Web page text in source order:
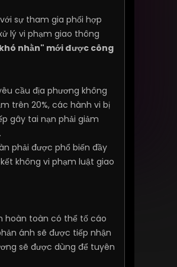
với sự tham gia phối hợp
lý vi phạm giao thông
nhằn" mới được công
cầu địa phương không
trên 20%, các hành vi bị
gây tai nạn phải giảm
phải được phổ biến đầy
không vi phạm luật giao
hoàn toàn có thể tố cáo
ánh sẽ được tiếp nhận
sẽ được dùng để tuyên